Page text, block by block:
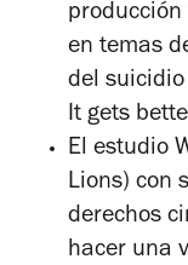
en temas
del suicidio
It gets
El estudio
Lions) con
derechos
hacer una